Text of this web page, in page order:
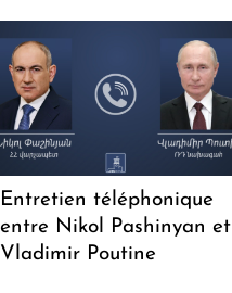
Entretien téléphonique
entre Nikol Pashinyan et
Vladimir Poutine